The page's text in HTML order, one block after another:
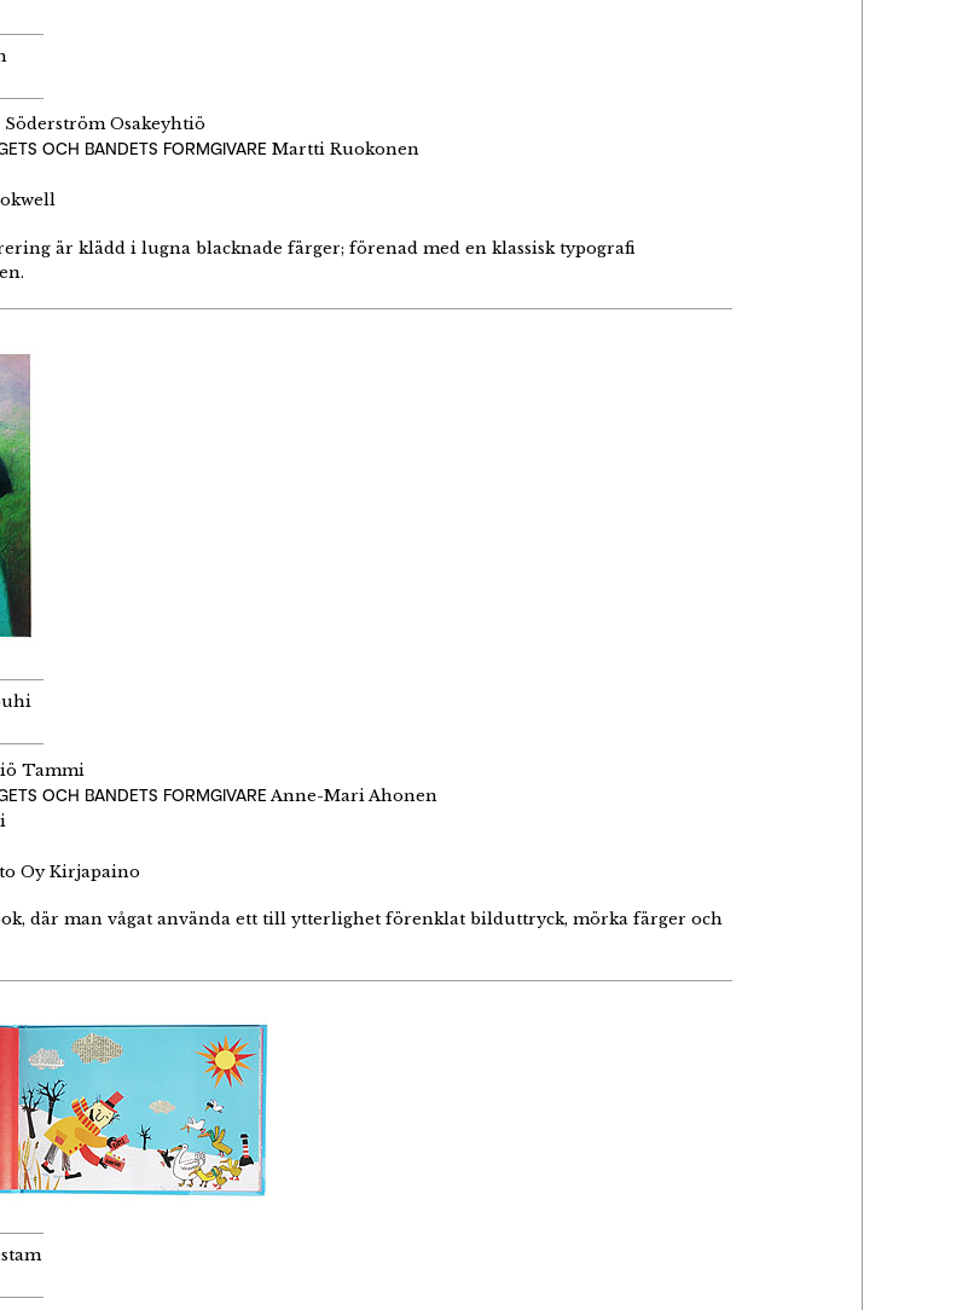
Osakeyhtiö
OCH BANDETS FORMGIVARE Martti Ruokonen
är klädd i lugna blacknade färger; förenad med en klassisk typografi
Tammi
OCH BANDETS FORMGIVAREAnne-Mari Ahonen
Oy Kirjapaino
där man vågat använda ett till ytterlighet förenklat bilduttryck, mörka färger och